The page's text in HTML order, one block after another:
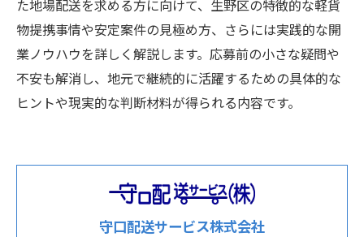
た地場配送を求める方に向けて、生野区の特徴的な軽貨
物提携事情や安定案件の見極め方、さらには実践的な開
業ノウハウを詳しく解説します。応募前の小さな疑問や
不安も解消し、地元で継続的に活躍するための具体的な
ヒントや現実的な判断材料が得られる内容です。
守口配送サービス株式会社